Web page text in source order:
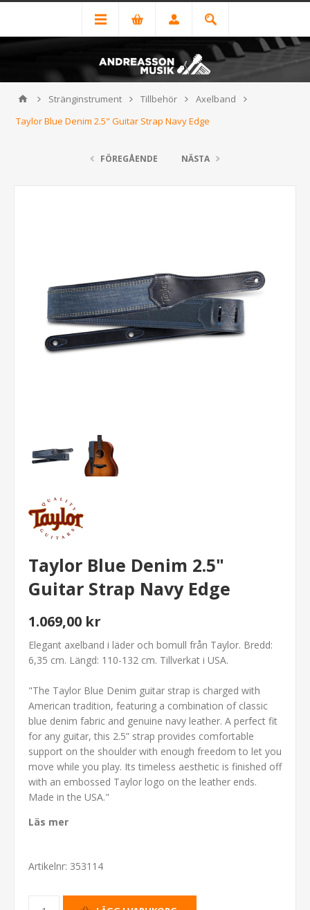
Stränginstrument Tillbehör
Axelband
Taylor Blue Denim 2.5" Guitar Strap Navy Edge
FÖREGÅENDE NÄSTA
Taylor Blue Denim 2.5"
Guitar Strap Navy Edge
1.069,00 kr
Elegant axelband i läder och bomull från Taylor. Bredd:
6,35 cm. Längd: 110-132 cm. Tillverkat i USA.
"The Taylor Blue Denim guitar strap is charged with
American tradition, featuring a combination of classic
blue denim fabric and genuine navy leather. A perfect fit
for any guitar, this 2.5” strap provides comfortable
support on the shoulder with enough freedom to let you
move while you play. Its timeless aesthetic is finished off
with an embossed Taylor logo on the leather ends.
Made in the USA."
Läs mer
Artikelnr: 353114